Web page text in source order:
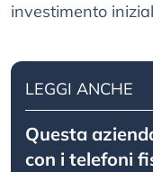
investimento
LEGGI ANCHE
Questa
con i telefoni